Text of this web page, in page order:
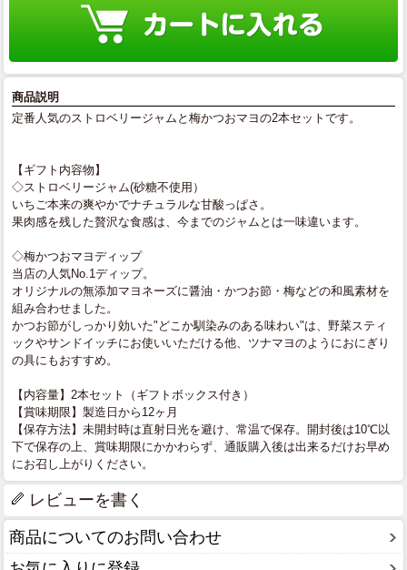
商品説明
定番人気のストロベリージャムと梅かつおマヨの2本セットです。
【ギフト内容物】
◇ストロベリージャム(砂糖不使用）
いちご本来の爽やかでナチュラルな甘酸っぱさ。
果肉感を残した贅沢な食感は、今までのジャムとは一味違います。
◇梅かつおマヨディップ
当店の人気No.1ディップ。
オリジナルの無添加マヨネーズに醤油・かつお節・梅などの和風素材を
組み合わせました。
かつお節がしっかり効いた"どこか馴染みのある味わい"は、野菜スティ
ックやサンドイッチにお使いいただける他、ツナマヨのようにおにぎり
の具にもおすすめ。
【内容量】2本セット（ギフトボックス付き）
【賞味期限】製造日から12ヶ月
【保存方法】未開封時は直射日光を避け、常温で保存。開封後は10℃以
下で保存の上、賞味期限にかかわらず、通販購入後は出来るだけお早め
にお召し上がりください。
レビューを書く
商品についてのお問い合わせ